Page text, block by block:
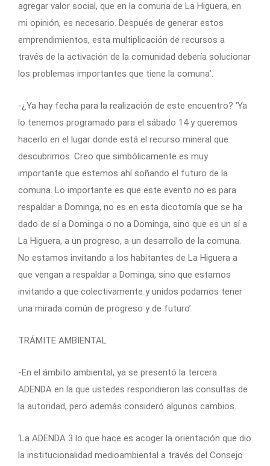
agregar valor social, que en la comuna de La Higuera, en
mi opinión, es necesario. Después de generar estos
emprendimientos, esta multiplicación de recursos a
través de la activación de la comunidad debería solucionar
los problemas importantes que tiene la comuna’.
-¿Ya hay fecha para la realización de este encuentro? ‘Ya
lo tenemos programado para el sábado 14 y queremos
hacerlo en el lugar donde está el recurso mineral que
descubrimos. Creo que simbólicamente es muy
importante que estemos ahí soñando el futuro de la
comuna. Lo importante es que este evento no es para
respaldar a Dominga, no es en esta dicotomía que se ha
dado de sí a Dominga o no a Dominga, sino que es un sí a
La Higuera, a un progreso, a un desarrollo de la comuna.
No estamos invitando a los habitantes de La Higuera a
que vengan a respaldar a Dominga, sino que estamos
invitando a que colectivamente y unidos podamos tener
una mirada común de progreso y de futuro’.
TRÁMITE AMBIENTAL
-En el ámbito ambiental, ya se presentó la tercera
ADENDA en la que ustedes respondieron las consultas de
la autoridad, pero además consideró algunos cambios…
‘La ADENDA 3 lo que hace es acoger la orientación que dio
la institucionalidad medioambiental a través del Consejo